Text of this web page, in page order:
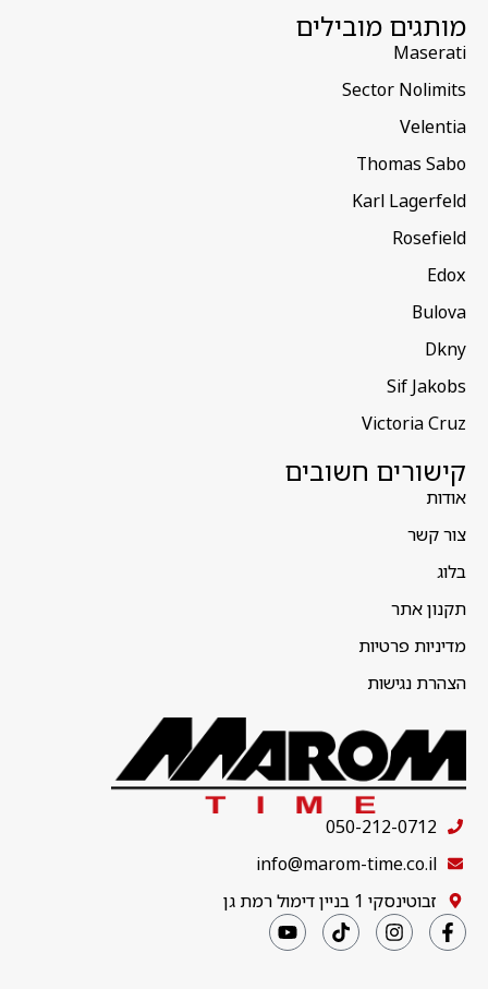
מותגים מובילים
Maserati
Sector Nolimits
Velentia
Thomas Sabo
Karl Lagerfeld
Rosefield
Edox
Bulova
Dkny
Sif Jakobs
Victoria Cruz
קישורים חשובים
אודות
צור קשר
בלוג
תקנון אתר
מדיניות פרטיות
הצהרת נגישות
050-212-0712
info@marom-time.co.il
זבוטינסקי 1 בניין דימול רמת גן